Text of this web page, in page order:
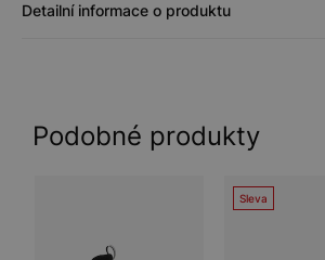
Detailní informace o produktu
Podobné produkty
Sleva